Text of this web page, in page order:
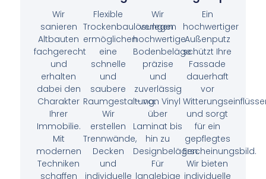
Wir
sanieren
Altbauten
fachgerecht
und
erhalten
dabei den
Charakter
Ihrer
Immobilie.
Mit
modernen
Techniken
schaffen
Flexible
Trockenbaulösungen
ermöglichen
eine
schnelle
und
saubere
Raumgestaltung.
Wir
erstellen
Trennwände,
Decken
und
individuelle
Wir
verlegen
hochwertige
Bodenbeläge
präzise
und
zuverlässig
– von Vinyl
über
Laminat bis
hin zu
Designbelägen.
Für
langlebige
Ein
hochwertiger
Außenputz
schützt Ihre
Fassade
dauerhaft
vor
und sorgt
für ein
gepflegtes
Erscheinungsbild.
Wir bieten
individuelle